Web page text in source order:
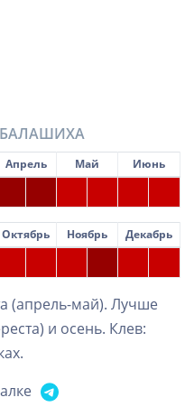
БАЛАШИХА
Апрель Май Июнь
Октябрь Ноябрь Декабрь
(апрель-май). Лучше
и осень. Клев: